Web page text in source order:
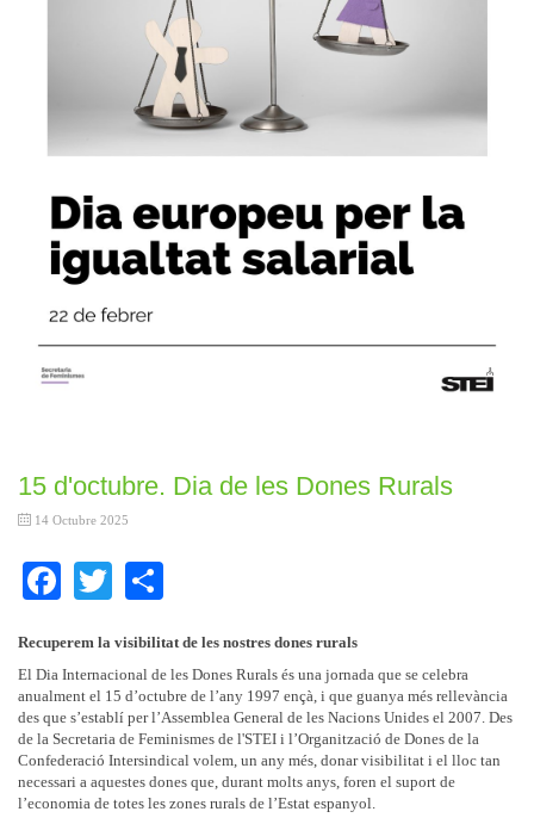
15 d'octubre. Dia de les Dones Rurals
14 Octubre 2025
Facebook
Twitter
Recuperem la visibilitat de les nostres dones rurals
El Dia Internacional de les Dones Rurals és una jornada que se celebra
anualment el 15 d’octubre de l’any 1997 ençà, i que guanya més rellevància
des que s’establí per l’Assemblea General de les Nacions Unides el 2007. Des
de la Secretaria de Feminismes de l'STEI i l’Organització de Dones de la
Confederació Intersindical volem, un any més, donar visibilitat i el lloc tan
necessari a aquestes dones que, durant molts anys, foren el suport de
l’economia de totes les zones rurals de l’Estat espanyol.